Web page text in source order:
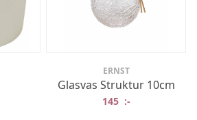
ERNST
Glasvas Struktur 10cm
145 :-